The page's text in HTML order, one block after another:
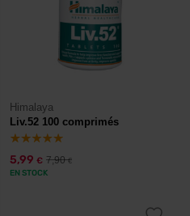
Himalaya
Liv.52 100 comprimés
5,99 € 7,90€
EN STOCK